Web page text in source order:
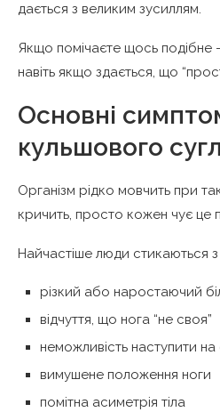
дається з великим зусиллям.
Якщо помічаєте щось подібне
навіть якщо здається, що
Основні
кульшового
Організм рідко мовчить при
кричить, просто кожен чує це
Найчастіше люди стикаються
різкий або наростаючий
відчуття, що нога “не своя”
неможливість наступити на
вимушене положення ноги
помітна асиметрія тіла